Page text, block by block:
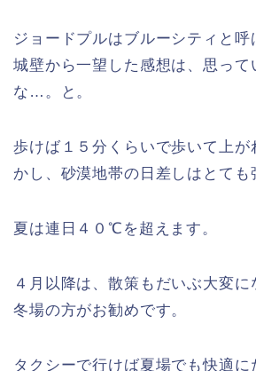
ジョードプルはブルーシティと呼
城壁から一望した感想は、思って
な…。と。
歩けば１５分くらいで歩いて上が
かし、砂漠地帯の日差しはとても
夏は連日４０℃を超えます。
４月以降は、散策もだいぶ大変
冬場の方がお勧めです。
タクシーで行けば夏場でも快適に